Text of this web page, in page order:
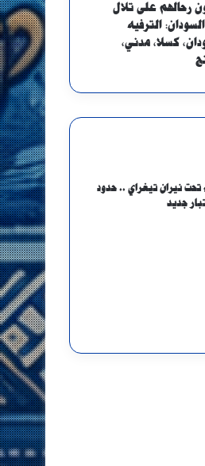
رحالهم على تلال
الترفيه
كسلا، مدني،
تحت نيران تيغراي .. حدود
جديد